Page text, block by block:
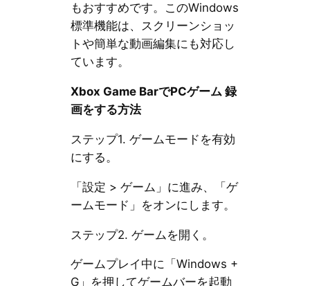
もおすすめです。このWindows
標準機能は、スクリーンショッ
トや簡単な動画編集にも対応し
ています。
Xbox Game BarでPCゲーム 録
画をする方法
ステップ1. ゲームモードを有効
にする。
「設定 > ゲーム」に進み、「ゲ
ームモード」をオンにします。
ステップ2. ゲームを開く。
ゲームプレイ中に「Windows +
G」を押してゲームバーを起動